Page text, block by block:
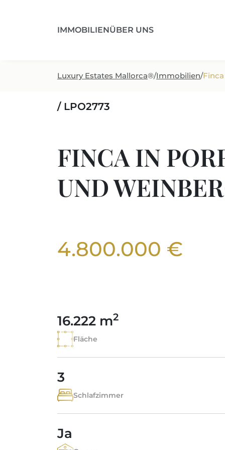
IMMOBILIENÜBER UNS
Luxury Estates Mallorca®/Immobilien/
/ LPO2773
FINCA IN
UND
4.800.000 €
16.222 m2
Fläche
3
Schlafzimmer
Ja